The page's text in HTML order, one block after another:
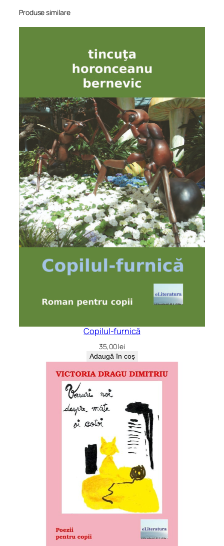
Produse similare
Copilul-furnică
35,00lei
Adaugă în coș